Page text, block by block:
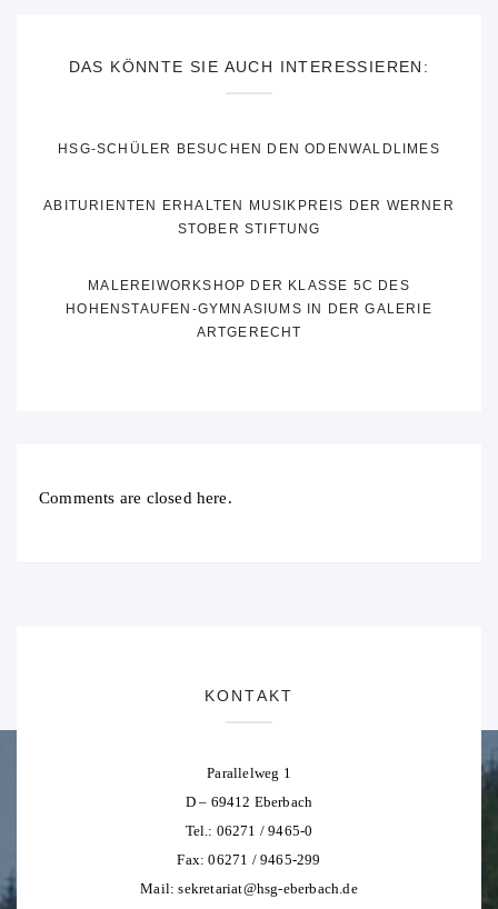
DAS KÖNNTE SIE AUCH INTERESSIEREN:
HSG-SCHÜLER BESUCHEN DEN ODENWALDLIMES
ABITURIENTEN ERHALTEN MUSIKPREIS DER WERNER
STOBER STIFTUNG
MALEREIWORKSHOP DER KLASSE 5C DES
HOHENSTAUFEN-GYMNASIUMS IN DER GALERIE
ARTGERECHT
Comments are closed here.
KONTAKT
Parallelweg 1
D – 69412 Eberbach
Tel.: 06271 / 9465-0
Fax: 06271 / 9465-299
Mail:sekretariat@hsg-eberbach.de